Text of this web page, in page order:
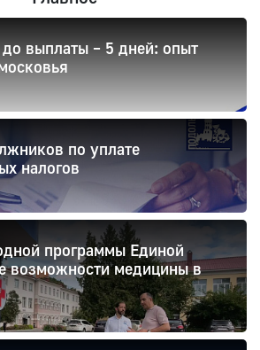
выплаты – 5 дней: опыт
по уплате
налогов
программы Единой
возможности медицины в